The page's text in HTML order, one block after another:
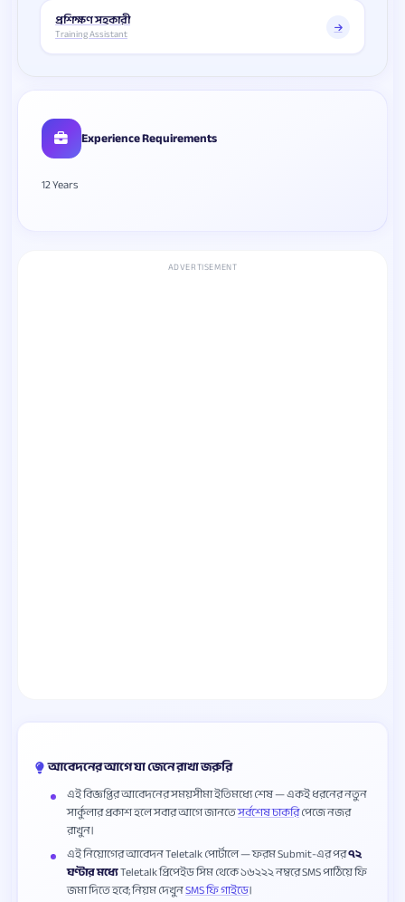
প্রশিক্ষণ সহকারী
Training Assistant
Experience Requirements
12 Years
ADVERTISEMENT
আবেদনের আগে যা জেনে রাখা জরুরি
এই বিজ্ঞপ্তির আবেদনের সময়সীমা ইতিমধ্যে শেষ — একই ধরনের নতুন
সার্কুলার প্রকাশ হলে সবার আগে জানতেসর্বশেষ চাকরিপেজে নজর
রাখুন।
এই নিয়োগের আবেদন Teletalk পোর্টালে — ফরম Submit-এর পর৭২
ঘণ্টার মধ্যেTeletalk প্রিপেইড সিম থেকে ১৬২২২ নম্বরে SMS পাঠিয়ে ফি
জমা দিতে হবে; নিয়ম দেখুনSMS ফি গাইডে।